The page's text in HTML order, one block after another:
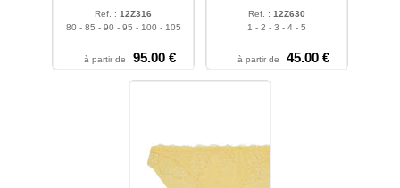
Ref. : 12Z316
80 - 85 - 90 - 95 - 100 - 105
à partir de 95.00€
Ref. : 12Z630
1 - 2 - 3 - 4 - 5
à partir de 45.00€